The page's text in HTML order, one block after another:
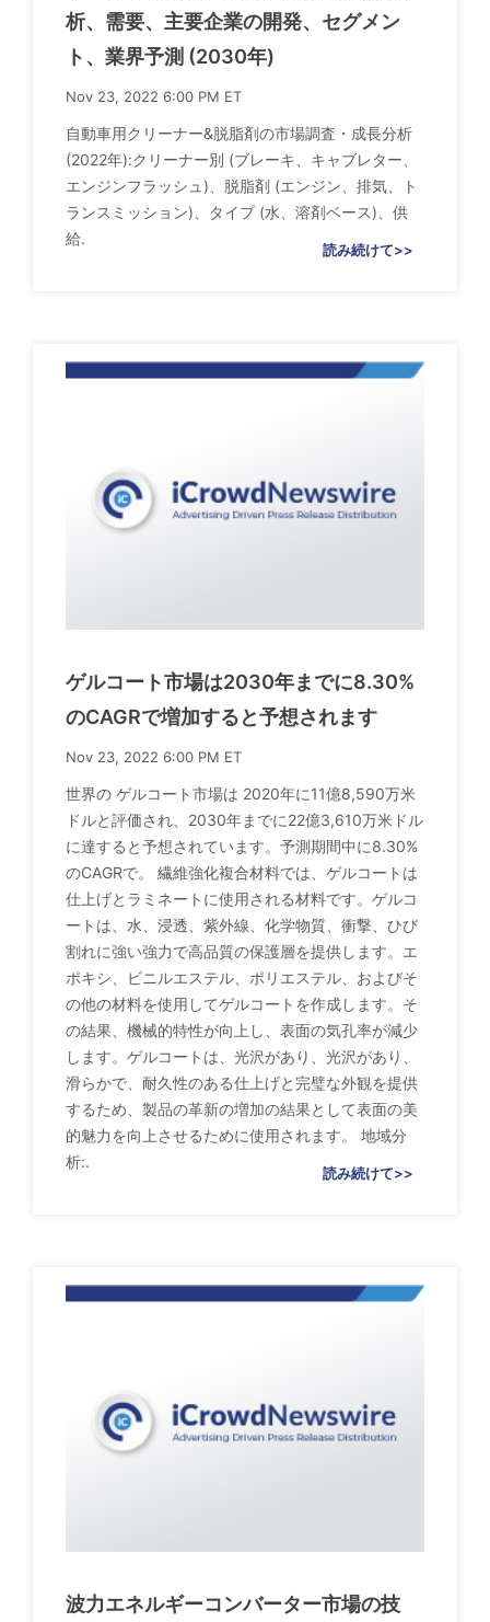
析、需要、主要企業の開発、セグメン
ト、業界予測 (2030年)
Nov 23, 2022 6:00 PM ET
自動車用クリーナー&脱脂剤の市場調査・成長分析
(2022年):クリーナー別 (ブレーキ、キャブレター、
エンジンフラッシュ)、脱脂剤 (エンジン、排気、ト
ランスミッション)、タイプ (水、溶剤ベース)、供
給.
読み続けて>>
ゲルコート市場は2030年までに8.30%
のCAGRで増加すると予想されます
Nov 23, 2022 6:00 PM ET
世界の ゲルコート市場は 2020年に11億8,590万米
ドルと評価され、2030年までに22億3,610万米ドル
に達すると予想されています。予測期間中に8.30%
のCAGRで。 繊維強化複合材料では、ゲルコートは
仕上げとラミネートに使用される材料です。ゲルコ
ートは、水、浸透、紫外線、化学物質、衝撃、ひび
割れに強い強力で高品質の保護層を提供します。エ
ポキシ、ビニルエステル、ポリエステル、およびそ
の他の材料を使用してゲルコートを作成します。そ
の結果、機械的特性が向上し、表面の気孔率が減少
します。ゲルコートは、光沢があり、光沢があり、
滑らかで、耐久性のある仕上げと完璧な外観を提供
するため、製品の革新の増加の結果として表面の美
的魅力を向上させるために使用されます。 地域分
析:.
読み続けて>>
波力エネルギーコンバーター市場の技